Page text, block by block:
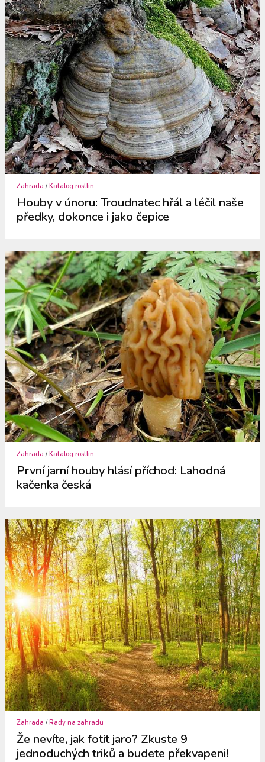
Zahrada /Katalog rostlin
Houby v únoru: Troudnatec hřál a léčil naše
předky, dokonce i jako čepice
Zahrada /Katalog rostlin
První jarní houby hlásí příchod: Lahodná
kačenka česká
Zahrada / Rady na zahradu
Že nevíte, jak fotit jaro? Zkuste 9
jednoduchých triků a budete překvapeni!